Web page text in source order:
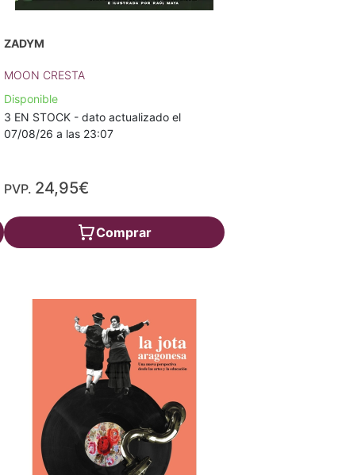
ZADYM
MOON CRESTA
Disponible
3 EN STOCK - dato actualizado el
07/08/26 a las 23:07
PVP. 24,95€
Comprar